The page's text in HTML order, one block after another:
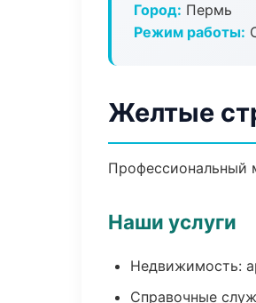
Город: Пермь
Режим работы:
Желтые
Профессиональный
Наши услуги
Недвижимость:
Справочные